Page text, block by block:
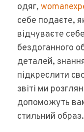
одяг,
себе подаєте,
відчуваєте
бездоганного
деталей,
підкреслити
звіті ми
допоможуть
стильний образ.